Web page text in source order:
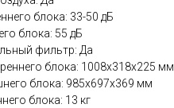
блока: 33-50 дБ
блока: 55 дБ
фильтр: Да
блока: 1008х318х225 мм
блока: 985x697х369 мм
блока: 13 кг